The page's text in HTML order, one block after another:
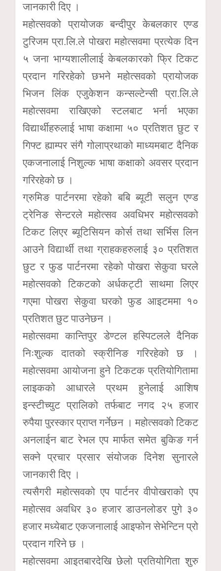
जानकारी दिए ।
महोत्सवको प्रायोजक बन्दीपुर केबलकार एण्ड
टुरिजम प्रा.लि.ले पोखरा महोत्सवमा प्रत्येक दिन
५ जना भाग्यशालीलाई केबलकारको फ्रि टिकट
प्रदान गरिरहेको छभने महोत्सवको प्रायोजक
भिजन लिंक एजुकेशन कन्सल्टेन्सी प्रा.लि.ले
महोत्सवमा राखिएको स्टलबाट भर्ना भएका
विद्यार्थीहरुलाई भाषा कक्षामा ५० प्रतिशत छुट र
गिफ्ट ह्याम्पर संगै गोलाप्रथाको माध्यमबाट दैनिक
एकजनालाई निशुल्क भाषा कक्षाको अवसर प्रदान
गरिरहेको छ ।
ग्रुमिङ पार्टनरमा रहेको बबि ब्यूटी सलुन एण्ड
ट्रेनिङ सेन्टरले महोत्सव अवधिभर महोत्सवको
टिकट लिएर ब्यूटिसियन कोर्स तथा सर्भिस लिन
आउने विद्यार्थी तथा ग्राहकहरुलाई ३० प्रतिशत
छुट र फुड पार्टनरमा रहेको पोखरा सेकुवा घरले
महोत्सवको टिकटको अर्धकट्टी साथमा लिएर
गएमा पोखरा सेकुवा घरको फुड आइटममा १०
प्रतिशत छुट पाउनेछन ।
महोत्सवमा कान्तिपुर डेण्टल हस्पिटलले दैनिक
निःशुल्क दातको स्क्रीनिङ गरिरहेको छ ।
महोत्सवमा आयोजना हुने टिकटक प्रतियोगितामा
लाइकको आधारले प्रथम हुनेलाई आशिष
इन्स्टीच्युट प्रालिको तर्फबाट नगद २५ हजार
रुपैया पुरस्कार प्राप्त गर्नेछन । महोत्सवको टिकट
अनलाईन बाट रेभल एप मार्फत समेत बुकिङ गर्न
सक्ने प्रचार प्रसार संयोजक दिनेश सुनारले
जानकारी दिए ।
त्यसैगरी महोत्सवको एप पार्टनर वीपोखराको एप
महोत्सव अवधिर ३० हजार डाउनलोडर पुगे ३०
हजार मध्येबाट एकजनालाई आइफोन सेभेन्टिन प्रो
प्रदान गरिने छ ।
महोत्सवमा आइतबारदेखि छेलो प्रतियोगिता शुरु